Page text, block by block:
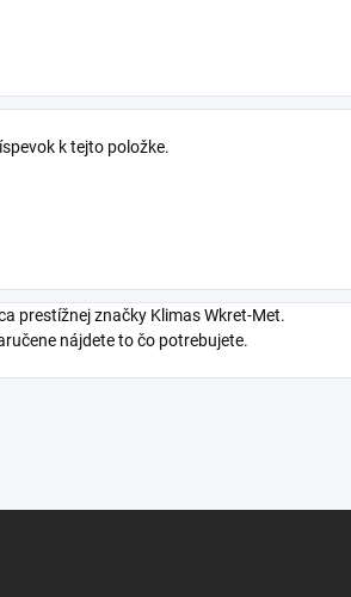
k tejto položke.
prestížnej značky Klimas Wkret-Met.
nájdete to čo potrebujete.